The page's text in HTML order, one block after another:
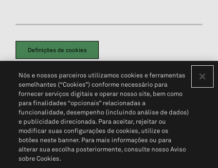
Definições de cookies
Política de PrivacidadePortal de privacidade do cliente (em inglês)
Não Venda Minhas Informações Pessoais© 2026 S&P Global
Nós e nossos parceiros utilizamos cookies e ferramentas
semelhantes (“Cookies”) conforme necessário para
fornecer serviços digitais e operar nosso site, bem como
para finalidades “opcionais” relacionadas a
funcionalidade, desempenho (incluindo análise de dados)
e publicidade direcionada. Para aceitar, rejeitar ou
modificar suas configurações de cookies, utilize os
botões neste banner. Para mais informações ou para
alterar sua escolha posteriormente, consulte nosso Aviso
sobre Cookies.